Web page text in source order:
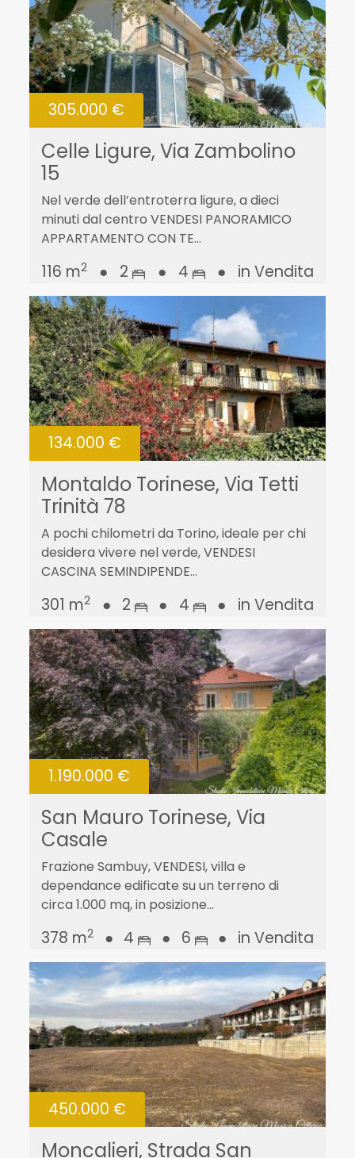
305.000 €
Celle Ligure, Via Zambolino
15
Nel verde dell’entroterra ligure, a dieci
minuti dal centro VENDESI PANORAMICO
APPARTAMENTO CON TE...
116 m2 ● 2 ● 4 ● in Vendita
134.000 €
Montaldo Torinese, Via Tetti
Trinità 78
A pochi chilometri da Torino, ideale per chi
desidera vivere nel verde, VENDESI
CASCINA SEMINDIPENDE...
301 m2 ● 2 ● 4 ● in Vendita
1.190.000 €
San Mauro Torinese, Via
Casale
Frazione Sambuy, VENDESI, villa e
dependance edificate su un terreno di
circa 1.000 mq, in posizione...
378 m2 ● 4 ● 6 ● in Vendita
450.000 €
Moncalieri, Strada San